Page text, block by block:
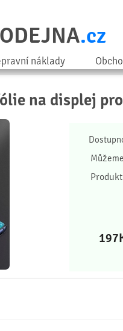
.cz
náklady
na displej
197